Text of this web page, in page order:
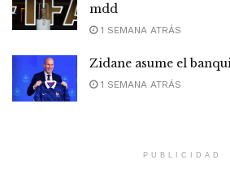
mdd
1 SEMANA ATRÁS
Zidane asume el
1 SEMANA ATRÁS
PUBLICIDAD